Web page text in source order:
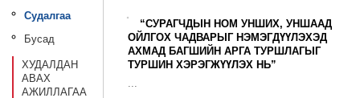
Судалгаа
Бусад
ХУДАЛДАН
АВАХ
АЖИЛЛАГАА
“СУРАГЧДЫН НОМ УНШИХ, УНШААД
ОЙЛГОХ ЧАДВАРЫГ НЭМЭГДҮҮЛЭХЭД
АХМАД БАГШИЙН АРГА ТУРШЛАГЫГ
ТУРШИН ХЭРЭГЖҮҮЛЭХ НЬ”